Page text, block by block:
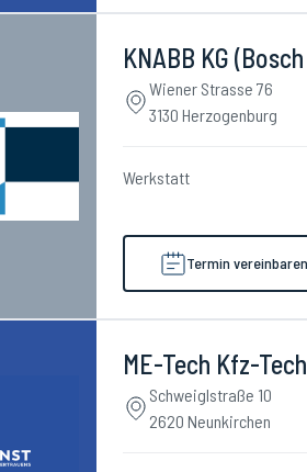
KNABB KG
Wiener Strasse 76
3130 Herzogenburg
Werkstatt
Termin vereinbaren
ME-Tech Kfz-
Schweiglstraße 10
2620 Neunkirchen